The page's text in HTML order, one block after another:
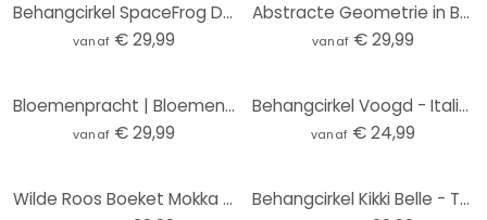
Behangcirkel SpaceFrog Designs - Elegante Kraanvogel - Japandi - vliesbehang/zelfklevend vliesbehang
vanaf € 29,99
Abstracte Geometrie in Balans Fotobehang - Ristova - Rond - vliesbehang/zelfklevend vliesbehang
vanaf € 29,99
Bloemenpracht | Bloemenbehang - Boomkroon - Rond - vliesbehang/zelfklevend vliesbehang
vanaf € 29,99
Behangcirkel Voogd - Italiaans Landschap met Parasoldennen (lichte versie) - vliesbehang/zelfklevend
vanaf € 24,99
Wilde Roos Boeket Mokka Mousse Bloemen Fotobehang - Anijs illustratie - Rond - vliesbehang/zelfkleve Behangcirkel Kikki Belle - Tropische Vogels in het zwart wit - vliesbehang/zelfklevend vliesbehang